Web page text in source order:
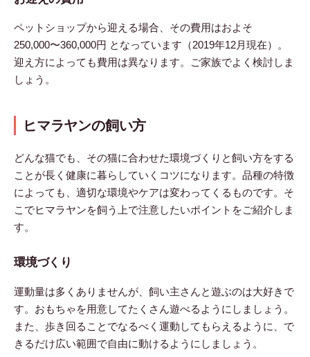
ペットショップから迎える場合、その費用はおよそ
250,000〜360,000円 となっています（2019年12月現在）。
迎え方によっても費用は異なります。ご家族でよく検討しま
しょう。
ヒマラヤンの飼い方
どんな猫でも、その猫に合わせた環境づくりと飼い方をする
ことが長く健康に暮らしていくコツになります。品種の特徴
によっても、適切な環境やケアは変わってくるものです。そ
こでヒマラヤンを飼う上で注意したいポイントをご紹介しま
す。
環境づくり
運動量は多くありませんが、飼い主さんと遊ぶのは大好きで
す。おもちゃを用意してたくさん遊べるようにしましょう。
また、歩き回ることでなるべく運動してもらえるように、で
きるだけ広い範囲で自由に動けるようにしましょう。